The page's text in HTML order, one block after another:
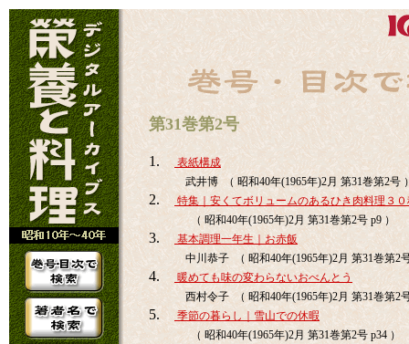
第31巻第2号
1.
表紙構成
武井博 （ 昭和40年(1965年)2月 第31巻第2号
2.
特集｜安くてボリュームのあるひき肉料理３
（ 昭和40年(1965年)2月 第31巻第2号 p9 ）
3.
基本調理一年生｜お赤飯
中川恭子 （ 昭和40年(1965年)2月 第31巻第2
4.
暖めても味の変わらないおべんとう
西村令子 （ 昭和40年(1965年)2月 第31巻第2
5.
季節の暮らし｜雪山での休暇
（ 昭和40年(1965年)2月 第31巻第2号 p34 ）